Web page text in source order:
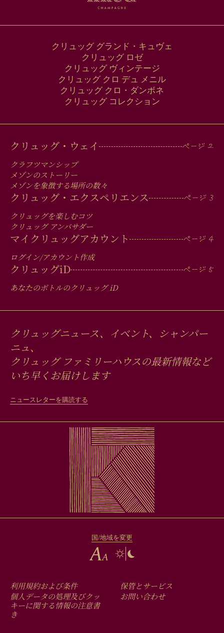
クリュッグ グランド・キュヴェ
クリュッグ ロゼ
クリュッグ ヴィンテージ
クリュッグ クロ デュ メニル
クリュッグ クロ・ダンボネ
クリュッグ コレクション
MAIN
MEN
IN
FOOTER
クリュッグ・ウェイ
クラフツマンシップ
メゾンのストーリー
メゾンを象徴する場所の数々
クリュッグ・エクスペリエンス
クリュッグを楽しむコツ
クリュッグ アンバサダー
マイクリュッグアカウント
ログイン/アカウント作成
クリュッグiD
あなたのボトルのクリュッグiD
クリュッグニュース、イベント、シャンパー
ニュ、
クリュッグ ファミリーハウスの最新情報など
いち早くお届けします
ニュースレターを購読する
国/地域を変更
FOOTER
MENU
利用規約および条件
個人データの処理及びクッ
キーに関する情報の注意書
き
保管とサービス
お問い合わせ